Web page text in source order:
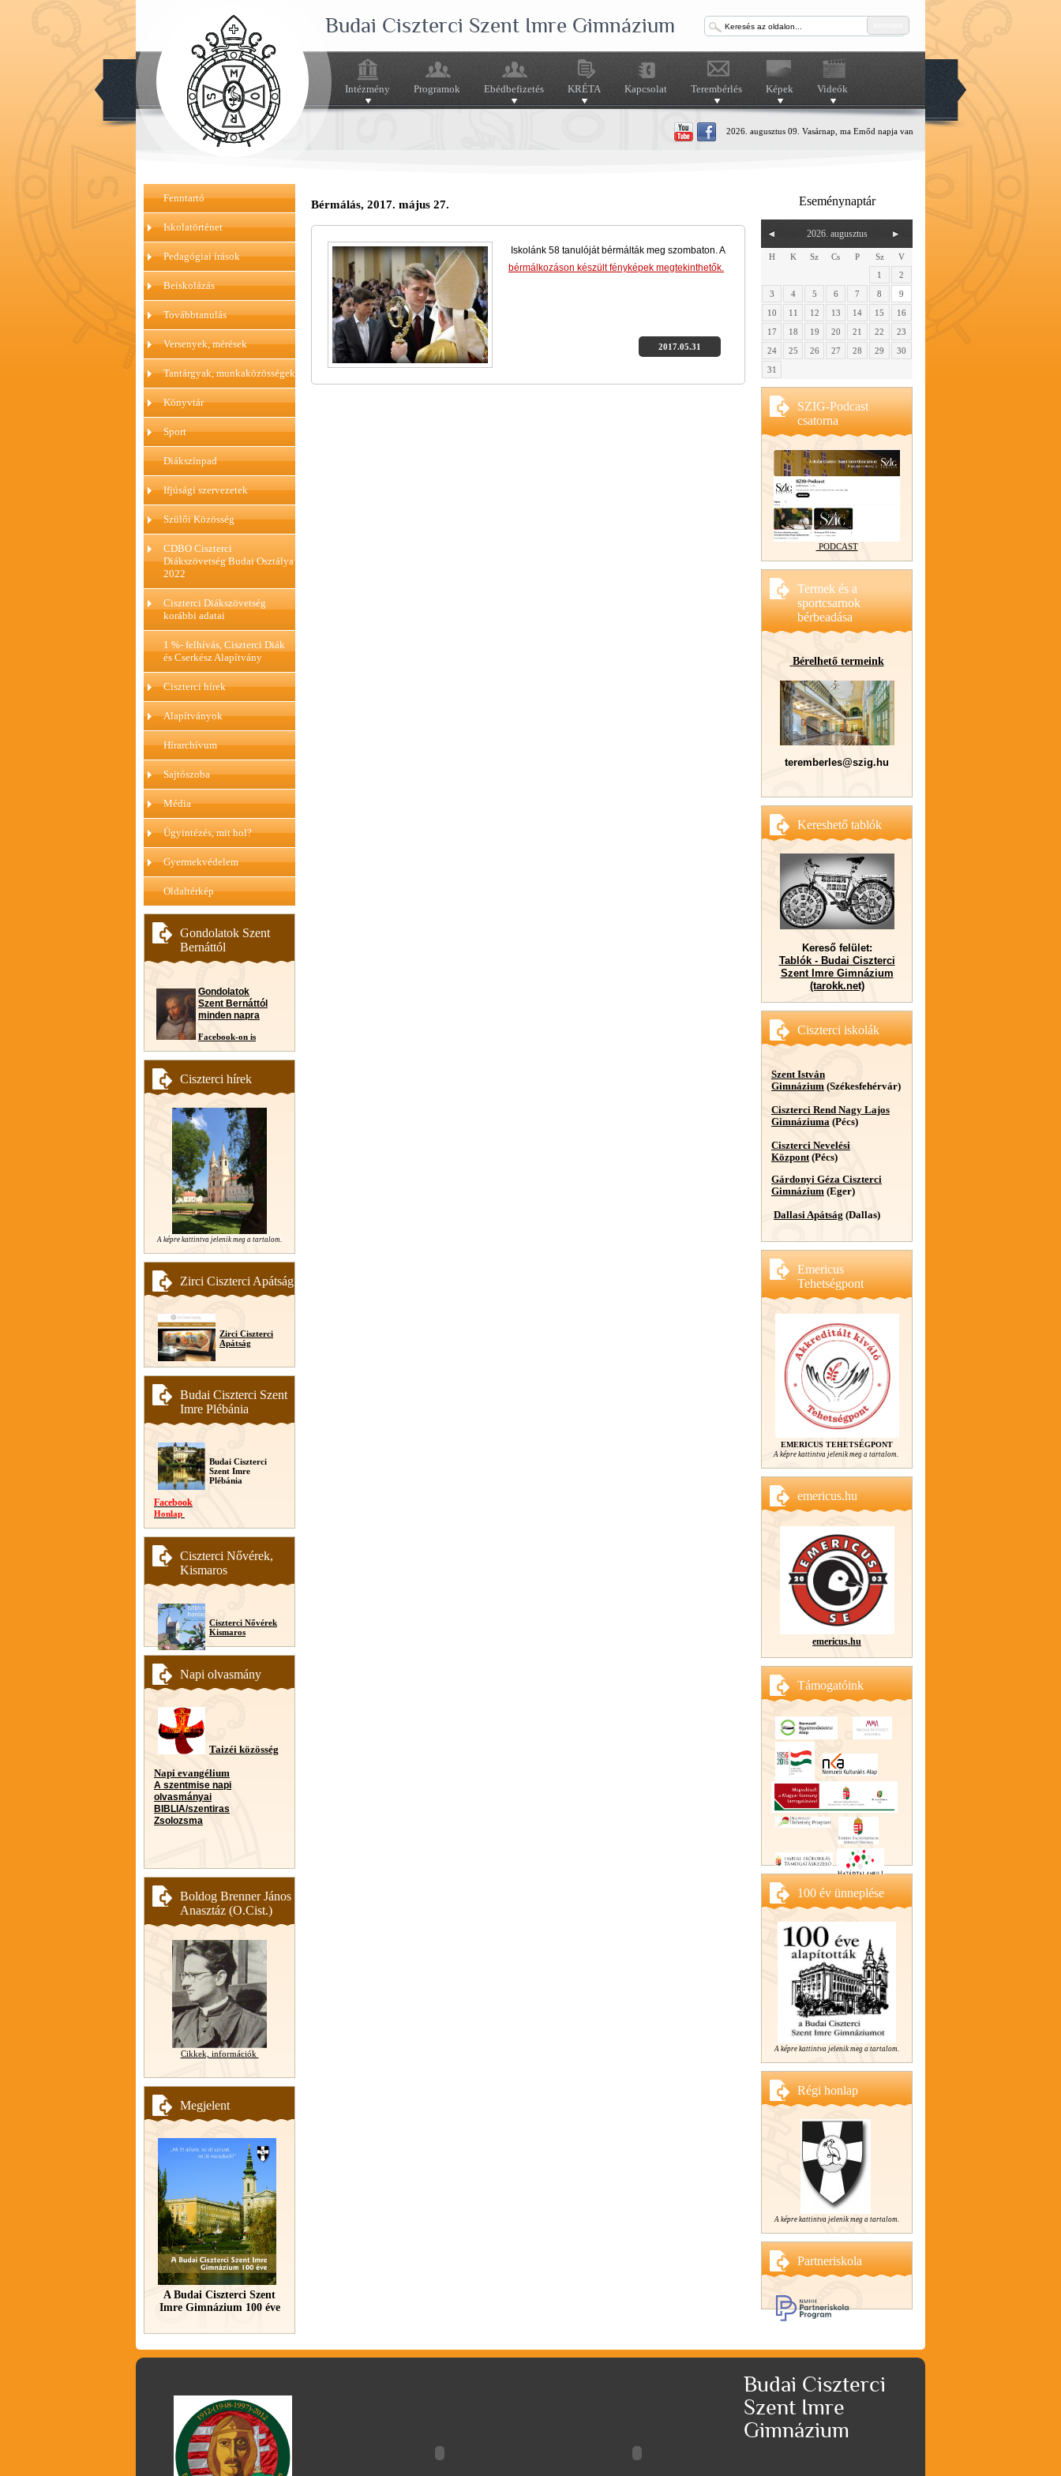
Budai Ciszterci Szent Imre Gimnázium
Intézmény Programok Ebédbefizetés KRÉTA Kapcsolat Terembérlés Képek Videók
2026. augusztus 09. Vasárnap, ma Emőd napja van
Fenntartó
Iskolatörténet
Pedagógiai írások
Beiskolázás
Továbbtanulás
Versenyek, mérések
Tantárgyak, munkaközösségek
Könyvtár
Sport
Diákszínpad
Ifjúsági szervezetek
Szülői Közösség
CDBO Ciszterci
Diákszövetség Budai Osztálya
2022
Ciszterci Diákszövetség
korábbi adatai
1 %- felhívás, Ciszterci Diák
és Cserkész Alapítvány
Ciszterci hírek
Alapítványok
Hírarchívum
Sajtószoba
Média
Ügyintézés, mit hol?
Gyermekvédelem
Oldaltérkép
Gondolatok Szent
Bernáttól
Gondolatok
Szent Bernáttól
minden napra
Facebook-on is
Ciszterci hírek
A képre kattintva jelenik meg a tartalom.
Zirci Ciszterci Apátság
Zirci Ciszterci
Apátság
Budai Ciszterci Szent
Imre Plébánia
Budai Ciszterci
Szent Imre
Plébánia
Facebook
Honlap
Ciszterci Nővérek,
Kismaros
Ciszterci Nővérek
Kismaros
Napi olvasmány
Taizéi közösség
Napi evangélium
A szentmise napi
olvasmányai
BIBLIA/szentiras
Zsolozsma
Boldog Brenner János
Anasztáz (O.Cist.)
Cikkek, információk
Megjelent
A Budai Ciszterci Szent
Imre Gimnázium 100 éve
Bérmálás, 2017. május 27.
Iskolánk 58 tanulóját bérmálták meg szombaton. A
bérmálkozáson készült fényképek megtekinthetők.
2017.05.31
Eseménynaptár
2026. augusztus
H K Sz Cs P Sz
V
1
2
3
4 5 6 7 8
9
10
11 12 13 14 15
16
17
18 19 20 21 22
23
24
25 26 27 28 29
30
31
SZIG-Podcast
csatorna
PODCAST
Termek és a
sportcsarnok
bérbeadása
Bérelhető termeink
teremberles@szig.hu
Kereshető tablók
Kereső felület:
Tablók - Budai Ciszterci
Szent Imre Gimnázium
(tarokk.net)
Ciszterci iskolák
Szent István
Gimnázium (Székesfehérvár)
Ciszterci Rend Nagy Lajos
Gimnáziuma (Pécs)
Ciszterci Nevelési
Központ(Pécs)
Gárdonyi Géza Ciszterci
Gimnázium (Eger)
Dallasi Apátság (Dallas)
Emericus
Tehetségpont
EMERICUS TEHETSÉGPONT
A képre kattintva jelenik meg a tartalom.
emericus.hu
emericus.hu
Támogatóink
100 év ünneplése
A képre kattintva jelenik meg a tartalom.
Régi honlap
A képre kattintva jelenik meg a tartalom.
Partneriskola
Budai Ciszterci
Szent Imre
Gimnázium